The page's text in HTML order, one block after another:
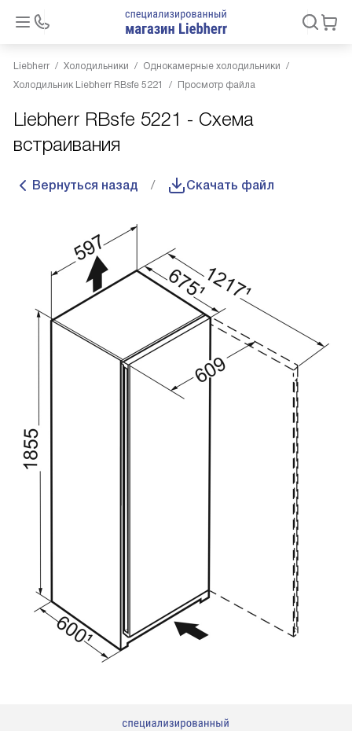
Liebherr Холодильники
Однокамерные холодильники
Холодильник Liebherr RBsfe 5221
Просмотр файла
Liebherr RBsfe 5221 - Схема
встраивания
Вернуться назад Скачать файл